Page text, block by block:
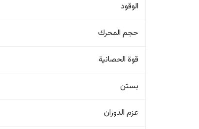
الوقود
حجم المحرك
قوة الحصانية
بستن
عزم الدوران